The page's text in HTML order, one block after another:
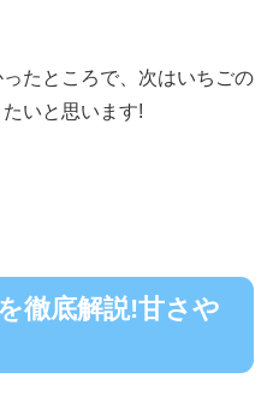
たところで、 次はいちごの
いと思います!
徹底解説!甘さや